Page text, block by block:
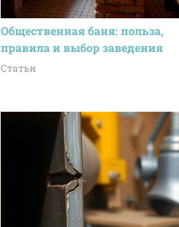
Общественная баня: польза,
правила и выбор заведения
Статьи